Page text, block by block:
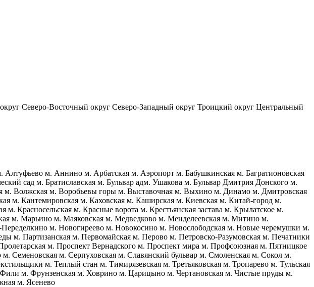
Северо-Восточный округ Северо-Западный округ Троицкий округ Центральный
Алтуфьево м. Аннино м. Арбатская м. Аэропорт м. Бабушкинская м. Багратионовская
сад м. Братиславская м. Бульвар адм. Ушакова м. Бульвар Дмитрия Донского м.
м. Волжская м. Воробьевы горы м. Выставочная м. Выхино м. Динамо м. Дмитровская
м. Кантемировская м. Каховская м. Каширская м. Киевская м. Китай-город м.
м. Красносельская м. Красные ворота м. Крестьянская застава м. Крылатское м.
м. Марьино м. Маяковская м. Медведково м. Менделеевская м. Митино м.
м. Новогиреево м. Новокосино м. Новослободская м. Новые черемушки м.
м. Партизанская м. Первомайская м. Перово м. Петровско-Разумовская м. Печатники
м. Проспект Вернадского м. Проспект мира м. Профсоюзная м. Пятницкое
м. Семеновская м. Серпуховская м. Славянский бульвар м. Смоленская м. Сокол м.
м. Теплый стан м. Тимирязевская м. Третьяковская м. Тропарево м. Тульская
м. Фрунзенская м. Ховрино м. Царицыно м. Чертановская м. Чистые пруды м.
м. Ясенево